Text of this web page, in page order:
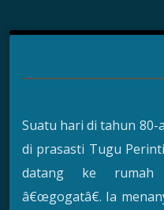
Suatu hari di tahun 80-
di prasasti Tugu
datang ke rumah
â€œgogatâ€. Ia